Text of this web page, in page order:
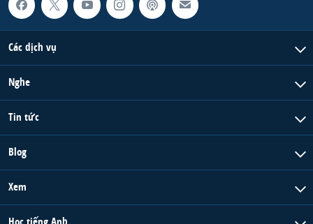
Các dịch vụ
Nghe
Tin tức
Blog
Xem